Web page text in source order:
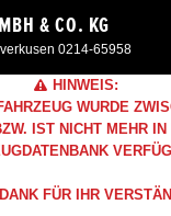
& CO. KG
0214-65958
HINWEIS:
WURDE
IST NICHT MEHR IN
FÜR IHR